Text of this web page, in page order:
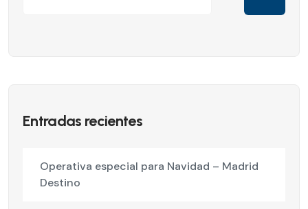
Entradas recientes
Operativa especial para Navidad – Madrid
Destino